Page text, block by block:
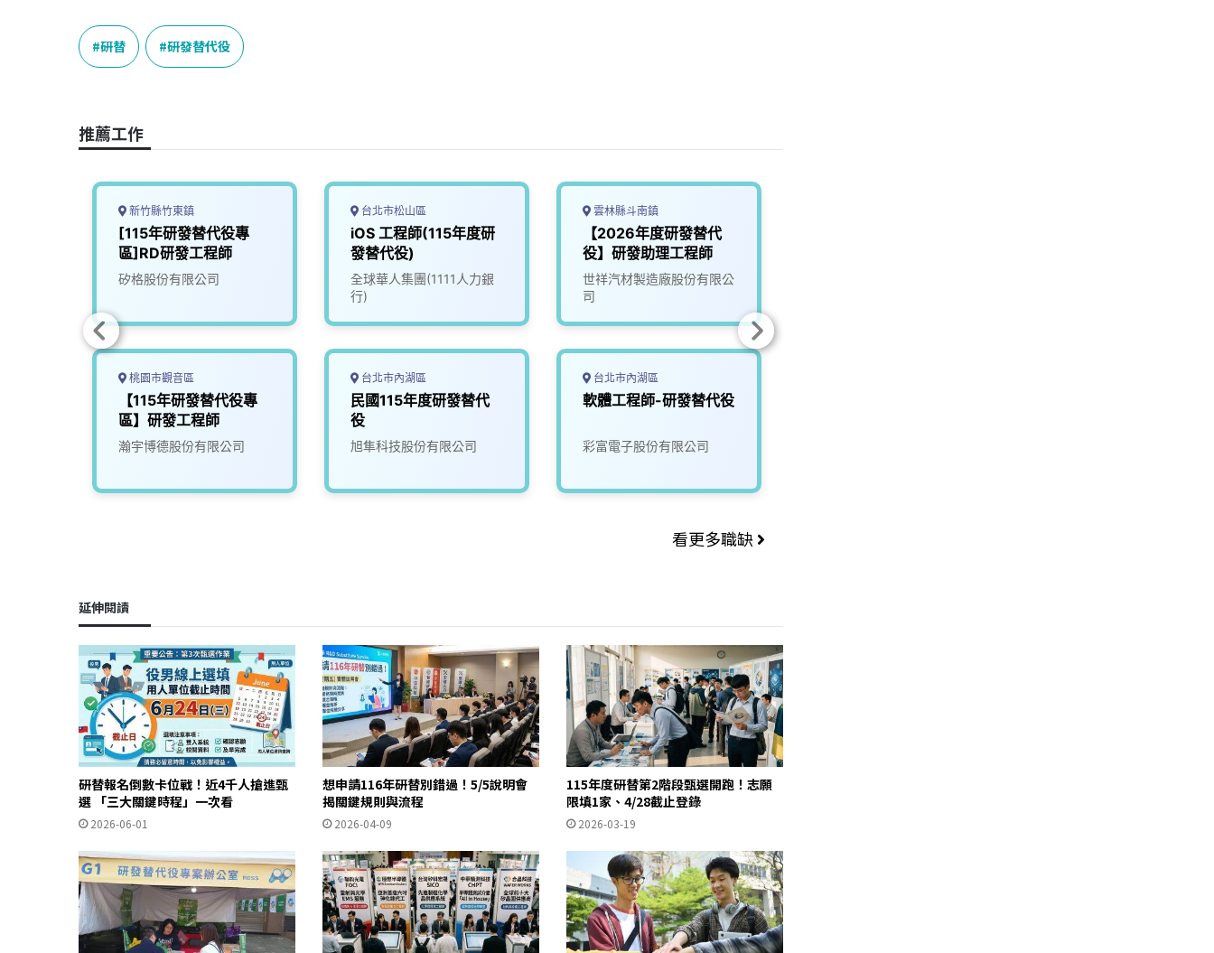
c
e
b
k
e
r
e
a
n
k
e
研替 研發替代役
推薦工作
新竹縣竹東鎮
[115年研發替代役專
區]RD研發工程師
矽格股份有限公司
桃園市觀音區
【115年研發替代役專
區】研發工程師
瀚宇博德股份有限公司
台北市松山區
iOS 工程師(115年度研
發替代役)
全球華人集團(1111人力銀
行)
台北市內湖區
民國115年度研發替代
役
旭隼科技股份有限公司
雲林縣斗南鎮
【2026年度研發替代
役】研發助理工程師
世祥汽材製造廠股份有限公
司
台北市內湖區
軟體工程師-研發替代役
彩富電子股份有限公司
看更多職缺
延伸閱讀
研替報名倒數卡位戰！近4千人搶進甄
選 「三大關鍵時程」一次看
2026-06-01
想申請116年研替別錯過！5/5說明會
揭關鍵規則與流程
2026-04-09
115年度研替第2階段甄選開跑！志願
限填1家、4/28截止登錄
2026-03-19